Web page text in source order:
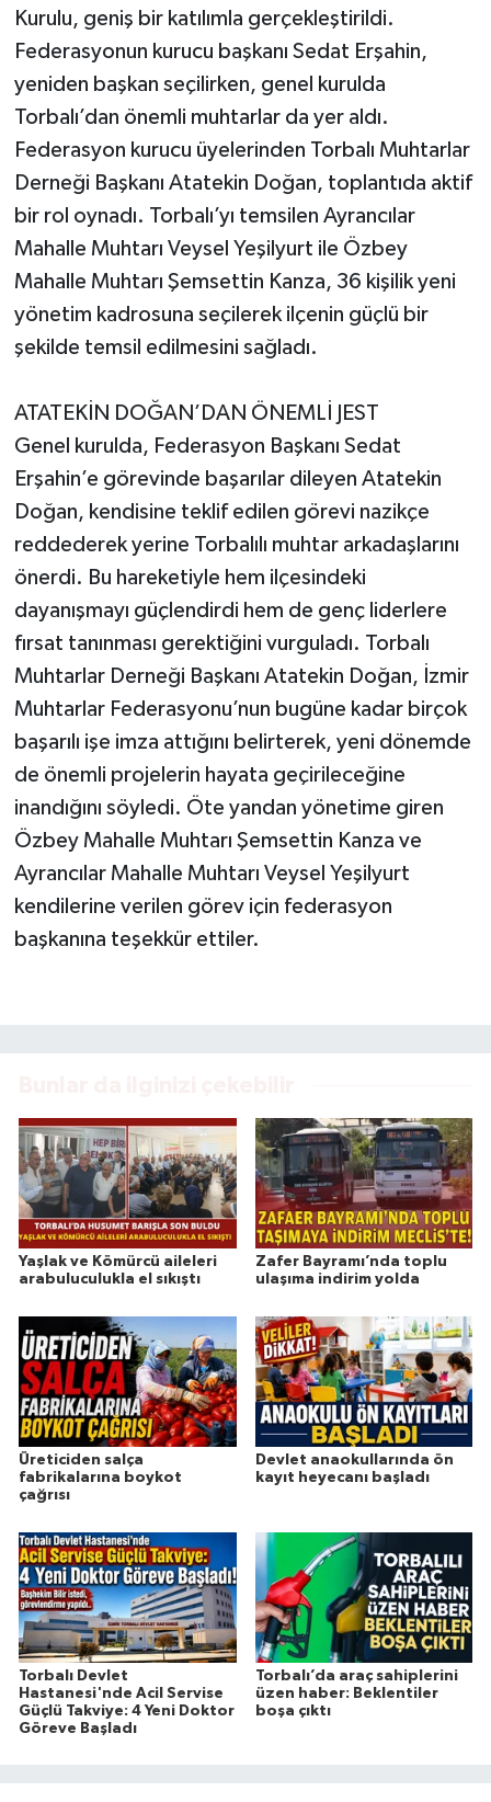
Kurulu, geniş bir katılımla gerçekleştirildi.
Federasyonun kurucu başkanı Sedat Erşahin,
yeniden başkan seçilirken, genel kurulda
Torbalı’dan önemli muhtarlar da yer aldı.
Federasyon kurucu üyelerinden Torbalı Muhtarlar
Derneği Başkanı Atatekin Doğan, toplantıda aktif
bir rol oynadı. Torbalı’yı temsilen Ayrancılar
Mahalle Muhtarı Veysel Yeşilyurt ile Özbey
Mahalle Muhtarı Şemsettin Kanza, 36 kişilik yeni
yönetim kadrosuna seçilerek ilçenin güçlü bir
şekilde temsil edilmesini sağladı.
ATATEKİN DOĞAN’DAN ÖNEMLİ JEST
Genel kurulda, Federasyon Başkanı Sedat
Erşahin’e görevinde başarılar dileyen Atatekin
Doğan, kendisine teklif edilen görevi nazikçe
reddederek yerine Torbalılı muhtar arkadaşlarını
önerdi. Bu hareketiyle hem ilçesindeki
dayanışmayı güçlendirdi hem de genç liderlere
fırsat tanınması gerektiğini vurguladı. Torbalı
Muhtarlar Derneği Başkanı Atatekin Doğan, İzmir
Muhtarlar Federasyonu’nun bugüne kadar birçok
başarılı işe imza attığını belirterek, yeni dönemde
de önemli projelerin hayata geçirileceğine
inandığını söyledi. Öte yandan yönetime giren
Özbey Mahalle Muhtarı Şemsettin Kanza ve
Ayrancılar Mahalle Muhtarı Veysel Yeşilyurt
kendilerine verilen görev için federasyon
başkanına teşekkür ettiler.
Yaşlak ve Kömürcü aileleri
arabuluculukla el sıkıştı
Zafer Bayramı’nda toplu
ulaşıma indirim yolda
Üreticiden salça
fabrikalarına boykot
çağrısı
Devlet anaokullarında ön
kayıt heyecanı başladı
Torbalı Devlet
Hastanesi'nde Acil Servise
Güçlü Takviye: 4 Yeni Doktor
Göreve Başladı
Torbalı’da araç sahiplerini
üzen haber: Beklentiler
boşa çıktı